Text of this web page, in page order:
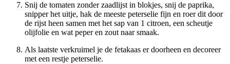
Snij de tomaten zonder zaadlijst in blokjes, snij de paprika,
snipper het uitje, hak de meeste peterselie fijn en roer dit door
de rijst heen samen met het sap van 1 citroen, een scheutje
olijfolie en wat peper en zout naar smaak.
Als laatste verkruimel je de fetakaas er doorheen en decoreer
met een restje peterselie.